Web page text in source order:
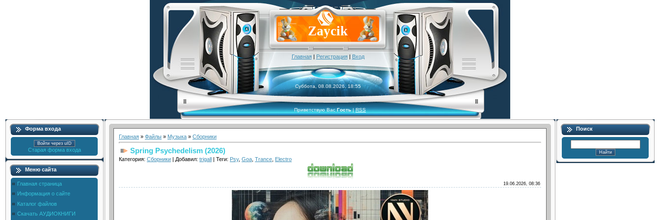
Zaycik
Главная| Регистрация| Вход
Суббота, 08.08.2026, 18:55
Приветствую Вас Гость|RSS
Форма входа
Войти через uID
Старая форма входа
Меню сайта
Главная страница
Информация о сайте
Каталог файлов
Скачать АУДИОКНИГИ
Главная » Файлы » Музыка » Сборники
Spring Psychedelism (2026)
Категория: Сборники | Добавил: trigall | Теги: Psy, Goa Trance Electro
19.06.2026, 08:36
Поиск